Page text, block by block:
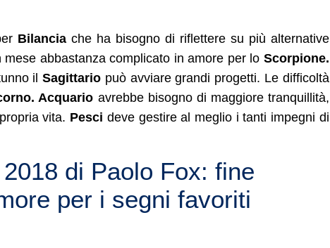
Bilanciache ha bisogno di riflettere su più alternative
abbastanza complicato in amore per lo Scorpione.
ilSagittario può avviare grandi progetti. Le difficoltà
Acquario avrebbe bisogno di maggiore tranquillità,
vita. Pesci deve gestire al meglio i tanti impegni di
di Paolo Fox: fine
per i segni favoriti